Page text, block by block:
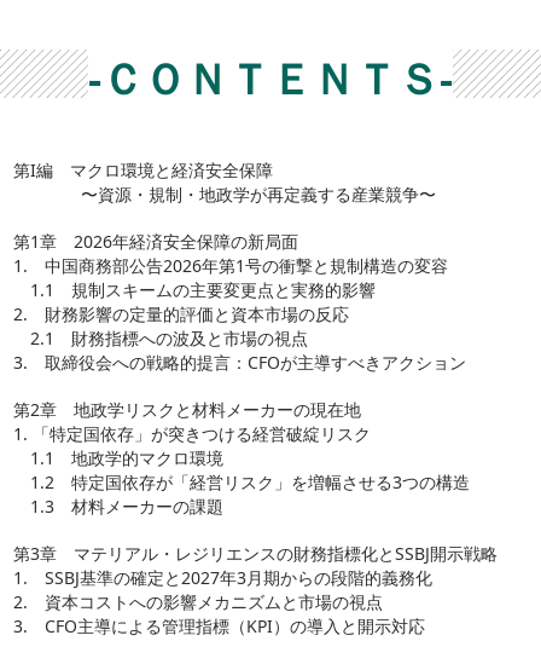
-ＣＯＮＴＥＮＴＳ-
第I編 マクロ環境と経済安全保障
〜資源・規制・地政学が再定義する産業競争〜
第1章 2026年経済安全保障の新局面
1. 中国商務部公告2026年第1号の衝撃と規制構造の変容
1.1 規制スキームの主要変更点と実務的影響
2. 財務影響の定量的評価と資本市場の反応
2.1 財務指標への波及と市場の視点
3. 取締役会への戦略的提言：CFOが主導すべきアクション
第2章 地政学リスクと材料メーカーの現在地
1. 「特定国依存」が突きつける経営破綻リスク
1.1 地政学的マクロ環境
1.2 特定国依存が「経営リスク」を増幅させる3つの構造
1.3 材料メーカーの課題
第3章 マテリアル・レジリエンスの財務指標化とSSBJ開示戦略
1. SSBJ基準の確定と2027年3月期からの段階的義務化
2. 資本コストへの影響メカニズムと市場の視点
3. CFO主導による管理指標（KPI）の導入と開示対応